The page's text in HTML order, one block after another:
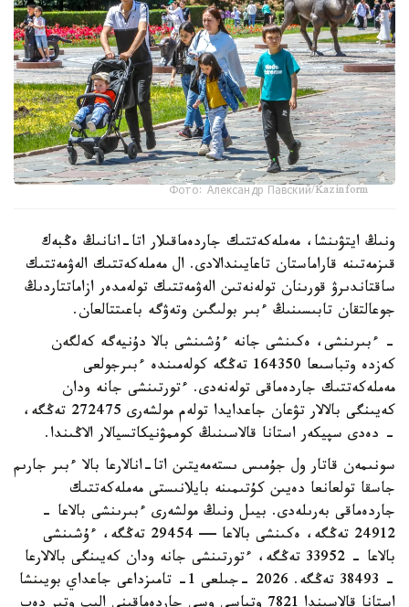
Фото: Александр Павский/Kazinform
ونىڭ ايتۋىنشا، مەملەكەتتىك جاردەماقىلار اتا-انانىڭ ەڭبەك
قىزمەتىنە قاراماستان تاعايىندالادى. ال مەملەكەتتىك الەۋمەتتىك
ساقتاندىرۋ قورىنان تولەنەتىن الەۋمەتتىك تولەمدەر ازاماتتاردىڭ
جوعالتقان تابىسىنىڭ ءبىر بولىگىن وتەۋگە باعىتتالعان.
- ءبىرىنشى، ەكىنشى جانە ءۇشىنشى بالا دۇنيەگە كەلگەن
كەزدە وتباسىعا 164350 تەڭگە كولەمىندە ءبىرجولعى
مەملەكەتتىك جاردەماقى تولەنەدى. ءتورتىنشى جانە ودان
كەيىنگى بالالار تۋعان جاعدايدا تولەم مولشەرى 272475 تەڭگە،
- دەدى سپيكەر استانا قالاسىنىڭ كوممۋنيكاتسيالار الاڭىندا.
سونىمەن قاتار ول جۇمىس ىستەمەيتىن اتا-انالارعا بالا ءبىر جارىم
جاسقا تولعانعا دەيىن كۇتىمىنە بايلانىستى مەملەكەتتىك
جاردەماقى بەرىلەدى. بيىل ونىڭ مولشەرى ءبىرىنشى بالاعا -
24912 تەڭگە، ەكىنشى بالاعا — 29454 تەڭگە، ءۇشىنشى
بالاعا - 33952 تەڭگە، ءتورتىنشى جانە ودان كەيىنگى بالالارعا
- 38493 تەڭگە. 2026 -جىلعى 1- تامىزداعى جاعداي بويىنشا